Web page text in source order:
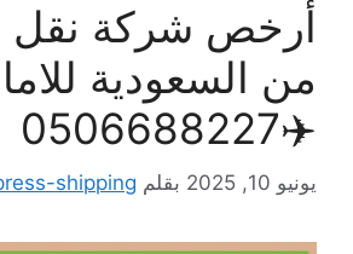
أرخص شركة
من السعودية
✈️0506688227
يونيو 10, 2025 بقلم shipping